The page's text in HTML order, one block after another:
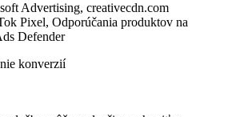
Advertising, creativecdn.com
Pixel, Odporúčania produktov na
Defender
konverzií